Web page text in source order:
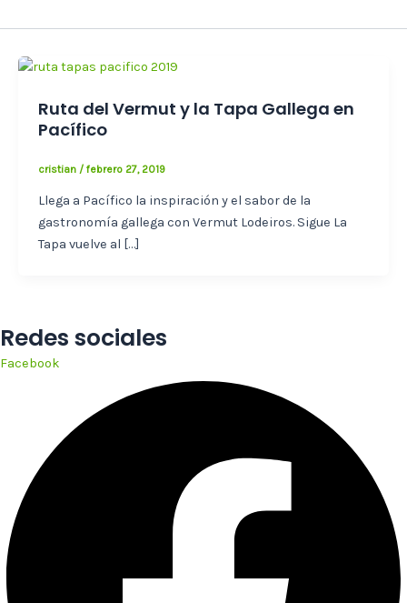
Ruta del Vermut y la Tapa Gallega en
Pacífico
cristian / febrero 27, 2019
Llega a Pacífico la inspiración y el sabor de la
gastronomía gallega con Vermut Lodeiros. Sigue La
Tapa vuelve al […]
Redes sociales
Facebook